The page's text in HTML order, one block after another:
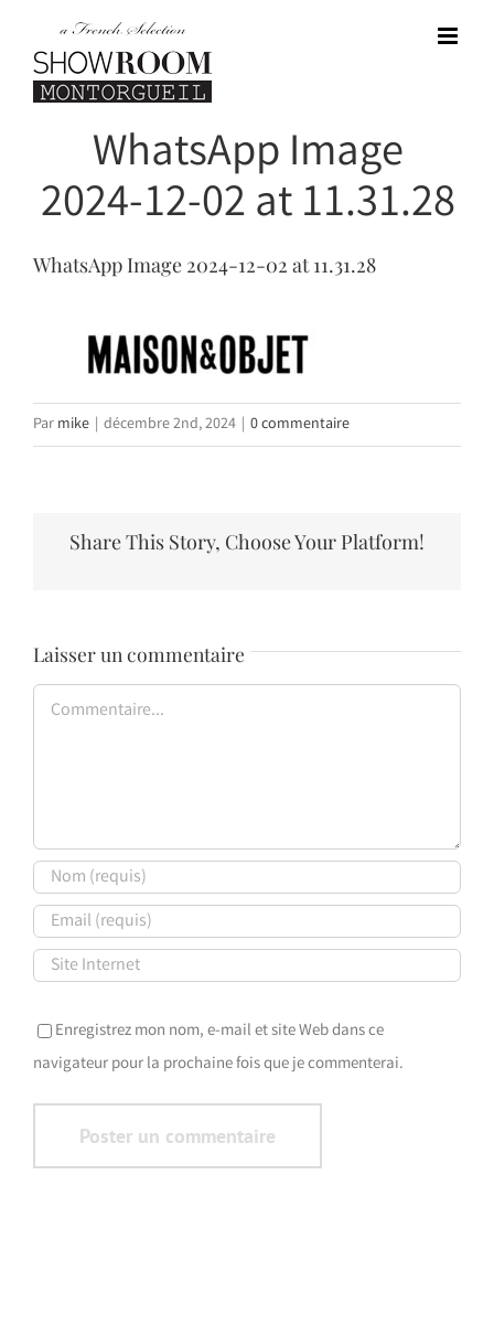
contenu
WhatsApp Image
2024-12-02 at 11.31.28
WhatsApp Image 2024-12-02 at 11.31.28
Par mike décembre 2nd, 2024 0 commentaire
Share This Story, Choose Your Platform!
Laisser un commentaire
Commentaire
Enregistrez mon nom, e-mail et site Web dans ce
navigateur pour la prochaine fois que je commenterai.